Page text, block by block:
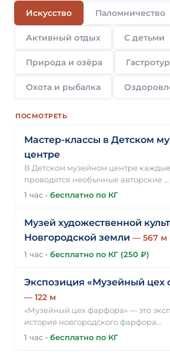
Искусство Паломничество
Активный отдых С детьми
Природа и озёра
Охота и рыбалка
ПОСМОТРЕТЬ
Мастер-классы в Детском
центре
В Детском музейном центре
проводятся необычные авторские …
1 час · бесплатно по КГ
Музей художественной
Новгородской земли — 567 м
1 час · бесплатно по КГ (250 ₽)
Экспозиция «Музейный цех
— 122 м
«Музейный цех фарфора» — это
история новгородского фарфора…
1 час · бесплатно по КГ